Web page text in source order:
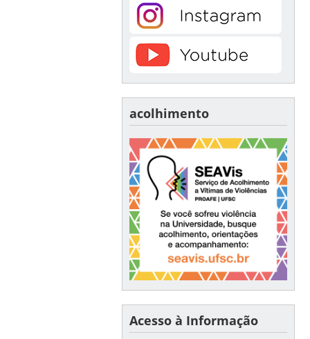
acolhimento
Acesso à Informação